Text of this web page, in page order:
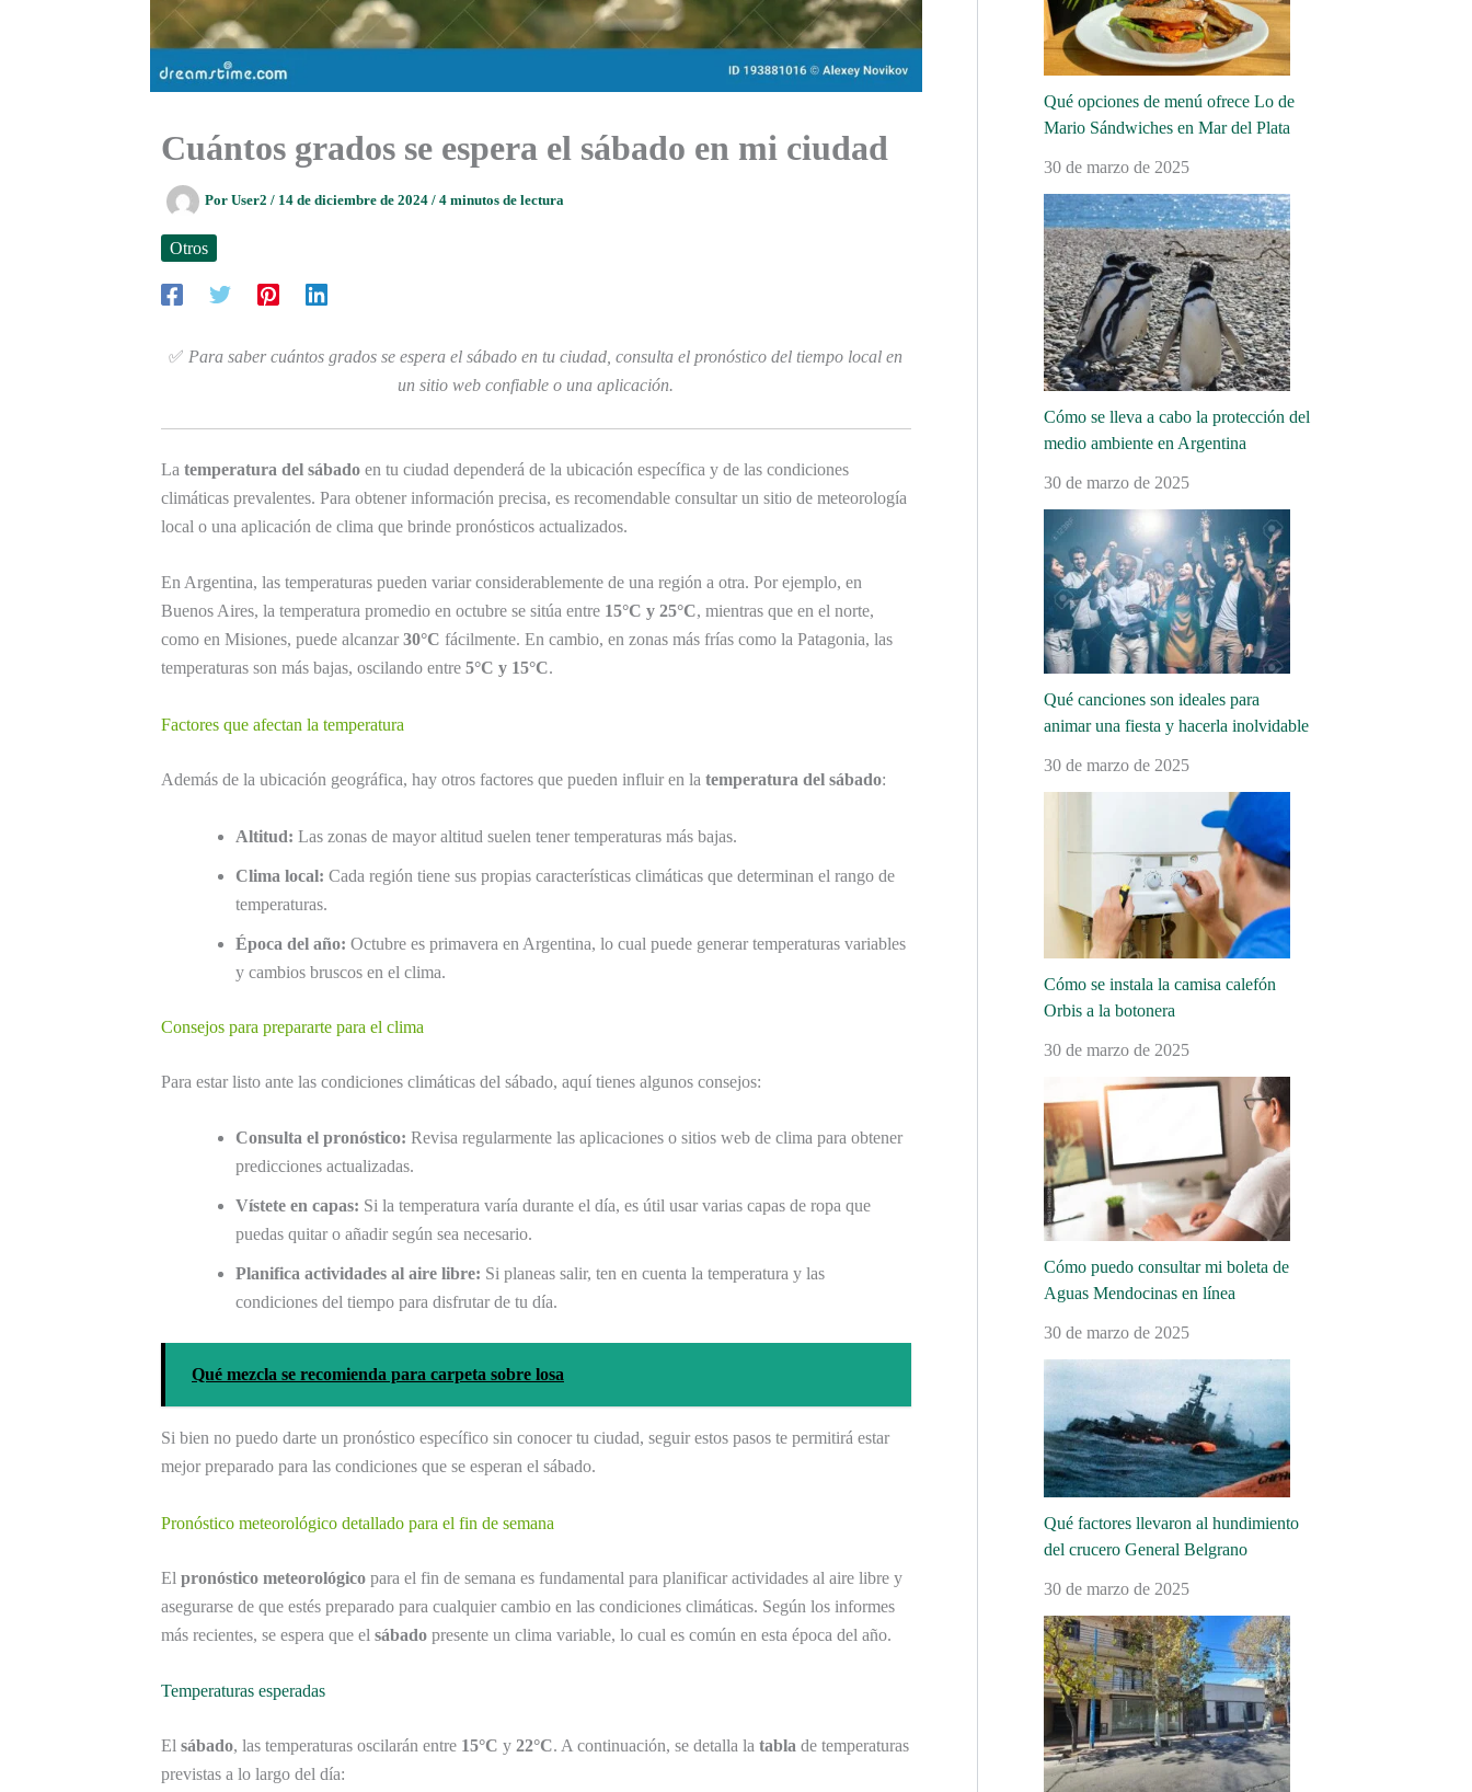
Cuántos grados se espera el sábado en mi ciudad
Por User2 / 14 de diciembre de 2024 / 4 minutos de lectura
Otros
✅ Para saber cuántos grados se espera el sábado en tu ciudad, consulta el pronóstico del tiempo local en
un sitio web confiable o una aplicación.
La temperatura del sábado en tu ciudad dependerá de la ubicación específica y de las condiciones
climáticas prevalentes. Para obtener información precisa, es recomendable consultar un sitio de meteorología
local o una aplicación de clima que brinde pronósticos actualizados.
En Argentina, las temperaturas pueden variar considerablemente de una región a otra. Por ejemplo, en
Buenos Aires, la temperatura promedio en octubre se sitúa entre 15°C y 25°C, mientras que en el norte,
como en Misiones, puede alcanzar 30°C fácilmente. En cambio, en zonas más frías como la Patagonia, las
temperaturas son más bajas, oscilando entre 5°C y 15°C.
Factores que afectan la temperatura
Además de la ubicación geográfica, hay otros factores que pueden influir en la temperatura del sábado:
Altitud: Las zonas de mayor altitud suelen tener temperaturas más bajas.
Clima local: Cada región tiene sus propias características climáticas que determinan el rango de
temperaturas.
Época del año: Octubre es primavera en Argentina, lo cual puede generar temperaturas variables
y cambios bruscos en el clima.
Consejos para prepararte para el clima
Para estar listo ante las condiciones climáticas del sábado, aquí tienes algunos consejos:
Consulta el pronóstico: Revisa regularmente las aplicaciones o sitios web de clima para obtener
predicciones actualizadas.
Vístete en capas: Si la temperatura varía durante el día, es útil usar varias capas de ropa que
puedas quitar o añadir según sea necesario.
Planifica actividades al aire libre: Si planeas salir, ten en cuenta la temperatura y las
condiciones del tiempo para disfrutar de tu día.
Qué mezcla se recomienda para carpeta sobre losa
Si bien no puedo darte un pronóstico específico sin conocer tu ciudad, seguir estos pasos te permitirá estar
mejor preparado para las condiciones que se esperan el sábado.
Pronóstico meteorológico detallado para el fin de semana
El pronóstico meteorológico para el fin de semana es fundamental para planificar actividades al aire libre y
asegurarse de que estés preparado para cualquier cambio en las condiciones climáticas. Según los informes
más recientes, se espera que el sábado presente un clima variable, lo cual es común en esta época del año.
Temperaturas esperadas
El sábado, las temperaturas oscilarán entre 15°C y 22°C. A continuación, se detalla la tabla de temperaturas
previstas a lo largo del día:
Qué opciones de menú ofrece Lo de
Mario Sándwiches en Mar del Plata
30 de marzo de 2025
Cómo se lleva a cabo la protección del
medio ambiente en Argentina
30 de marzo de 2025
Qué canciones son ideales para
animar una fiesta y hacerla inolvidable
30 de marzo de 2025
Cómo se instala la camisa calefón
Orbis a la botonera
30 de marzo de 2025
Cómo puedo consultar mi boleta de
Aguas Mendocinas en línea
30 de marzo de 2025
Qué factores llevaron al hundimiento
del crucero General Belgrano
30 de marzo de 2025